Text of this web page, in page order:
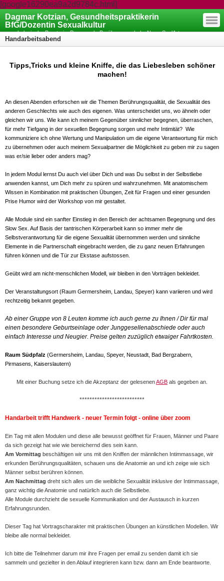
[google16290ea9a2d9784c.html]
Dagmar Kotzian, Gesundheitspraktikerin
BfG/Dozentin Sexualkultur
psychologische Beraterin, Paarcoach, Berührungsschule, NeuroSoulArt
Coaching
—
—
—
Handarbeitsabend
Tipps,Tricks und kleine Kniffe, die das Liebesleben schöner
machen!
An diesen Abenden erforschen wir die Themen Berührungsqualität, die Sexualität des
anderen Geschlechts wie auch des eigenen. Was unterscheidet uns, wo ähneln oder
gleichen wir uns. Wie kann ich meinem Gegenüber sinnlicher begegnen, überraschen,
für mehr Tiefgang in der sexuellen Begegnung sorgen und mehr Intimität? Wie
kommuniziere ich ohne Wertung und Manipulation um die eigene Verantwortung für mich
zu übernehmen oder auch meinem Sexualpartner die Möglichkeit zu geben mir zu sagen
was er/sie lieber oder anders mag?
In jedem Modul lernst Du auch viel über Dich und was Du selbst in der Selbstliebe
anwenden kannst, um Dich mehr zu spüren und wahrzunehmen. Mit anatomischem
Wissen in Kombination mit praktischen Übungen, Zeit für Fragen und einer gesunden
Prise Humor wird der Workshop von mir gestaltet.
Alle Module sind ein sanfter Einstieg in den Bereich der achtsamen Begegnung und des
Slow Sex. Auf Basis der tantrischen Körperarbeit kann so immer mehr die
Selbstverantwortung für die eigene Sexualität übernommen werden und sinnliche
Elemente in die Partnerschaft eingebracht werden, die zu ganz neuen Erfahrungen
führen können und die Tür zur Ekstase aufstossen.
Geübt wird am nicht-menschlichen Modell, wir bleiben in den Vorträgen bekleidet.
Der Veranstaltungsort (Raum Germersheim, Landau, Speyer) kann variieren und wird
rechtzeitig bekannt gegeben.
Ab einer Gruppe von 8 Leuten komme ich auch gerne zu Ihnen / Dir für mal
einen besondere Geburtseinlage oder Junggesellenabschiede oder auch
einfach Interesse und Neugier. Preise gelten zuzüglich etwaiger Fahrtkosten.
Raum Südpfalz (Germersheim, Landau, Speyer, Neustadt, Bad Bergzabern,
Pirmasens, Kaiserslautern)
Mit einer Buchung setze ich die Akzeptanz der gelesenenAGB als gegeben an.
**************************
Handarbeit trifft Handwerk - neuer Termin folgt - online über zoom
Ein Tag mit allen Modulen und diese alle bewusst geöffnet für Frauen, Männer und Paare
da sich gezeigt hat wie wie bereichernd dies sein kann.
Am Vormittag beschäftigen wir uns mit den Kniffen der männlichen Intimmassage, wir
erkunden Berührungsqualitäten, schauen uns die Anatomie an und ich zeige wie sich
Männer selbst berühren können.
Am Nachmittag dreht sich alles um die weibliche Sexualität inklusive der Intimmassage,
ganz wichtig die Anatomie und natürlich auch die Selbstliebe.
Alle Module durchzieht die sexuelle Kommunikation und der Austausch in kurzen
Erfahrungsrunden.
Dieser Tag hat Vortragscharakter mit praktischen Übungen an künstlichen Modellen. Wir
bleibe alle normal bekleidet.
Ich bitte die Teilnehmer darum mir ihre Fragen per email zu senden damit ich sie
sammeln und gezielter in den Ablauf integrieren kann bzw. dann am Ende beantworte.